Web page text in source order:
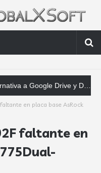
y Dropbox que las empresas deberían conocer
en placa base AsRock
faltante en